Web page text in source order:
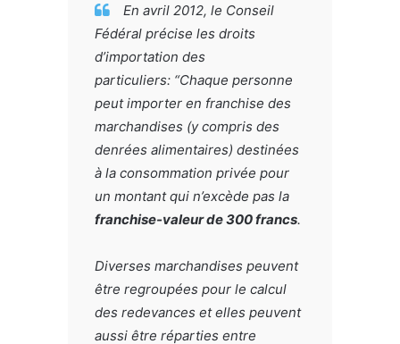
En avril 2012, le Conseil
Fédéral précise les droits
d’importation des
particuliers: “Chaque personne
peut importer en franchise des
marchandises (y compris des
denrées alimentaires) destinées
à la consommation privée pour
un montant qui n’excède pas la
franchise-valeur de 300 francs.
Diverses marchandises peuvent
être regroupées pour le calcul
des redevances et elles peuvent
aussi être réparties entre